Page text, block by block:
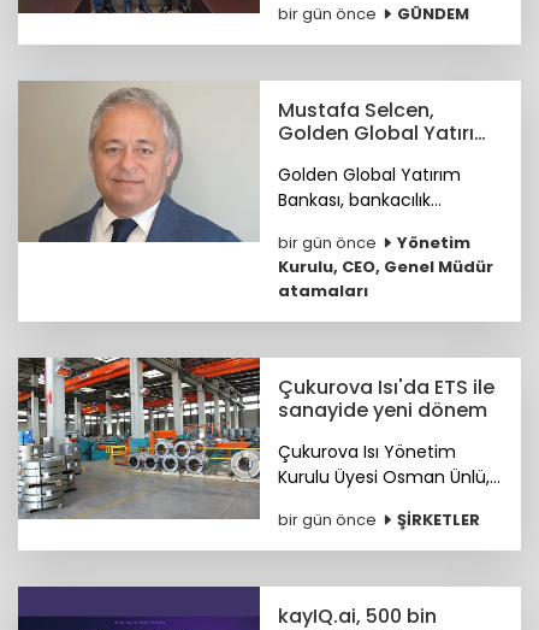
ihracatçıların küresel
pazarlardaki rekabet
ETİD ile TİM arasında iş
birliği protokolü imzalandı.
bir gün önce GÜNDEM
Mustafa Selcen,
Golden Global Yatırım
Golden Global Yatırım
Bankası, bankacılık
deneyime sahip Mustafa
Selcen’i Yönetim Kurulu
Üyesi olarak atadı.
bir gün önce
Yönetim
Kurulu, CEO, Genel Müdür
atamaları
Çukurova Isı'da ETS ile
sanayide yeni dönem
Çukurova Isı Yönetim
Kurulu Üyesi Osman Ünlü,
ETS'nin sanayinin
uluslararası pazarlardaki
belirtti.
bir gün önce ŞİRKETLER
kayIQ.ai, 500 bin